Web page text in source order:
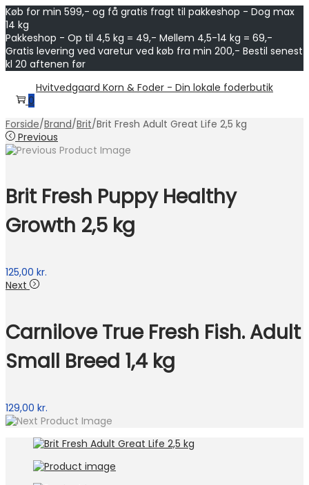
Køb for min 599,- og få gratis fragt til pakkeshop - Dog max
14 kg
Pakkeshop - Op til 4,5 kg = 49,- Mellem 4,5-14 kg = 69,-
Gratis levering ved varetur ved køb fra min 200,- Bestil senest
kl 20 aftenen før
to
to
Hvitvedgaard Korn & Foder - Din lokale foderbutik
0
Forside/Brand/Brit/Brit Fresh Adult Great Life 2,5 kg
Previous
Brit Fresh Puppy Healthy
Growth 2,5 kg
125,00 kr.
Next
Carnilove True Fresh Fish. Adult
Small Breed 1,4 kg
129,00 kr.